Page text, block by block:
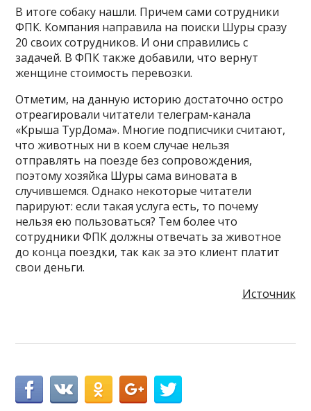
В итоге собаку нашли. Причем сами сотрудники
ФПК. Компания направила на поиски Шуры сразу
20 своих сотрудников. И они справились с
задачей. В ФПК также добавили, что вернут
женщине стоимость перевозки.
Отметим, на данную историю достаточно остро
отреагировали читатели телеграм-канала
«Крыша ТурДома». Многие подписчики считают,
что животных ни в коем случае нельзя
отправлять на поезде без сопровождения,
поэтому хозяйка Шуры сама виновата в
случившемся. Однако некоторые читатели
парируют: если такая услуга есть, то почему
нельзя ею пользоваться? Тем более что
сотрудники ФПК должны отвечать за животное
до конца поездки, так как за это клиент платит
свои деньги.
Источник